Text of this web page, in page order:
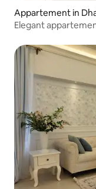
Appartement in
Elegant